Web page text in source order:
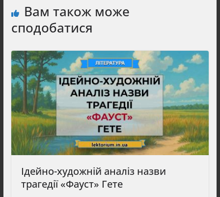
Вам також може
сподобатися
Ідейно-художній аналіз назви
трагедії «Фауст» Гете